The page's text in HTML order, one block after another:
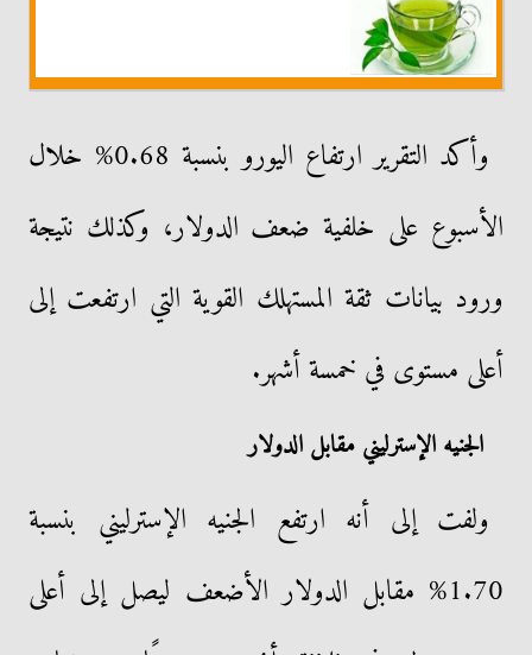
وأكد التقرير ارتفاع اليورو بنسبة 0.68% خلال
الأسبوع على خلفية ضعف الدولار، وكذلك نتيجة
ورود بيانات ثقة المستهلك القوية التي ارتفعت إلى
أعلى مستوى في خمسة أشهر.
الجنيه الإسترليني مقابل الدولار
ولفت إلى أنه ارتفع الجنيه الإسترليني بنسبة
1.70% مقابل الدولار الأضعف ليصل إلى أعلى